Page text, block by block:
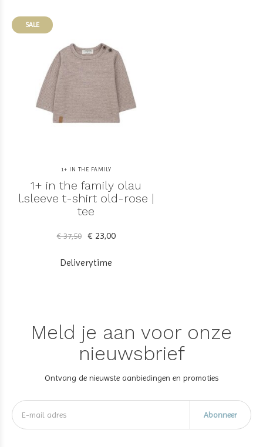
SALE
1+ IN THE FAMILY
1+ in the family olau
l.sleeve t-shirt old-rose |
tee
€ 37,50 € 23,00
Deliverytime
Meld je aan voor onze
nieuwsbrief
Ontvang de nieuwste aanbiedingen en promoties
Abonneer